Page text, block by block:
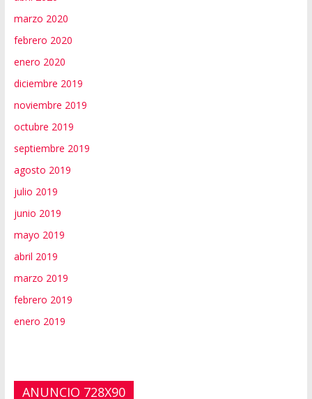
marzo 2020
febrero 2020
enero 2020
diciembre 2019
noviembre 2019
octubre 2019
septiembre 2019
agosto 2019
julio 2019
junio 2019
mayo 2019
abril 2019
marzo 2019
febrero 2019
enero 2019
ANUNCIO 728X90